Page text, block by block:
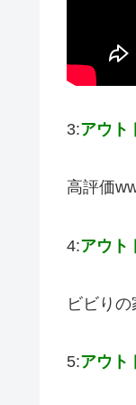
3:アウト
高評価
4:アウト
ビビり
5:アウト